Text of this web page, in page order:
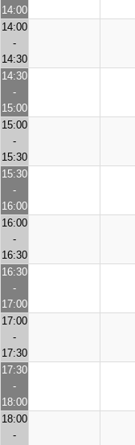
14:00
14:00
-
14:30
14:30
-
15:00
15:00
-
15:30
15:30
-
16:00
16:00
-
16:30
16:30
-
17:00
17:00
-
17:30
17:30
-
18:00
18:00
-